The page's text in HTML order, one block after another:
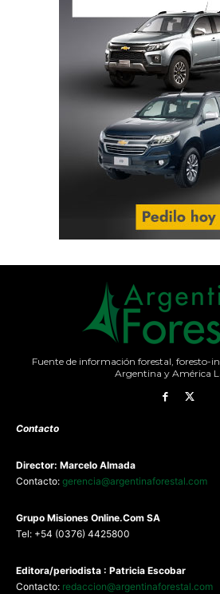
Fuente de información forestal, foresto-
Argentina y América
Contacto
Director: Marcelo Almada
Contacto: gerencia@argentinaforestal.com
Grupo Misiones Online.Com SA
Tel: +54 (0376) 4425800
Editora/periodista : Patricia Escobar
Contacto: redaccion@argentinaforestal.com